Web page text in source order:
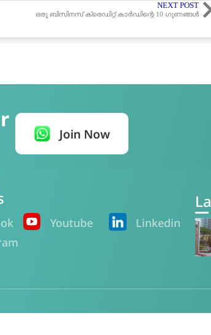
NEXT POST
ഒരു ബിസിനസ് ക്രെഡിറ്റ് കാർഡിന്റെ 10 ഗുണങ്ങൾ
Join Now
Youtube
Linkedin